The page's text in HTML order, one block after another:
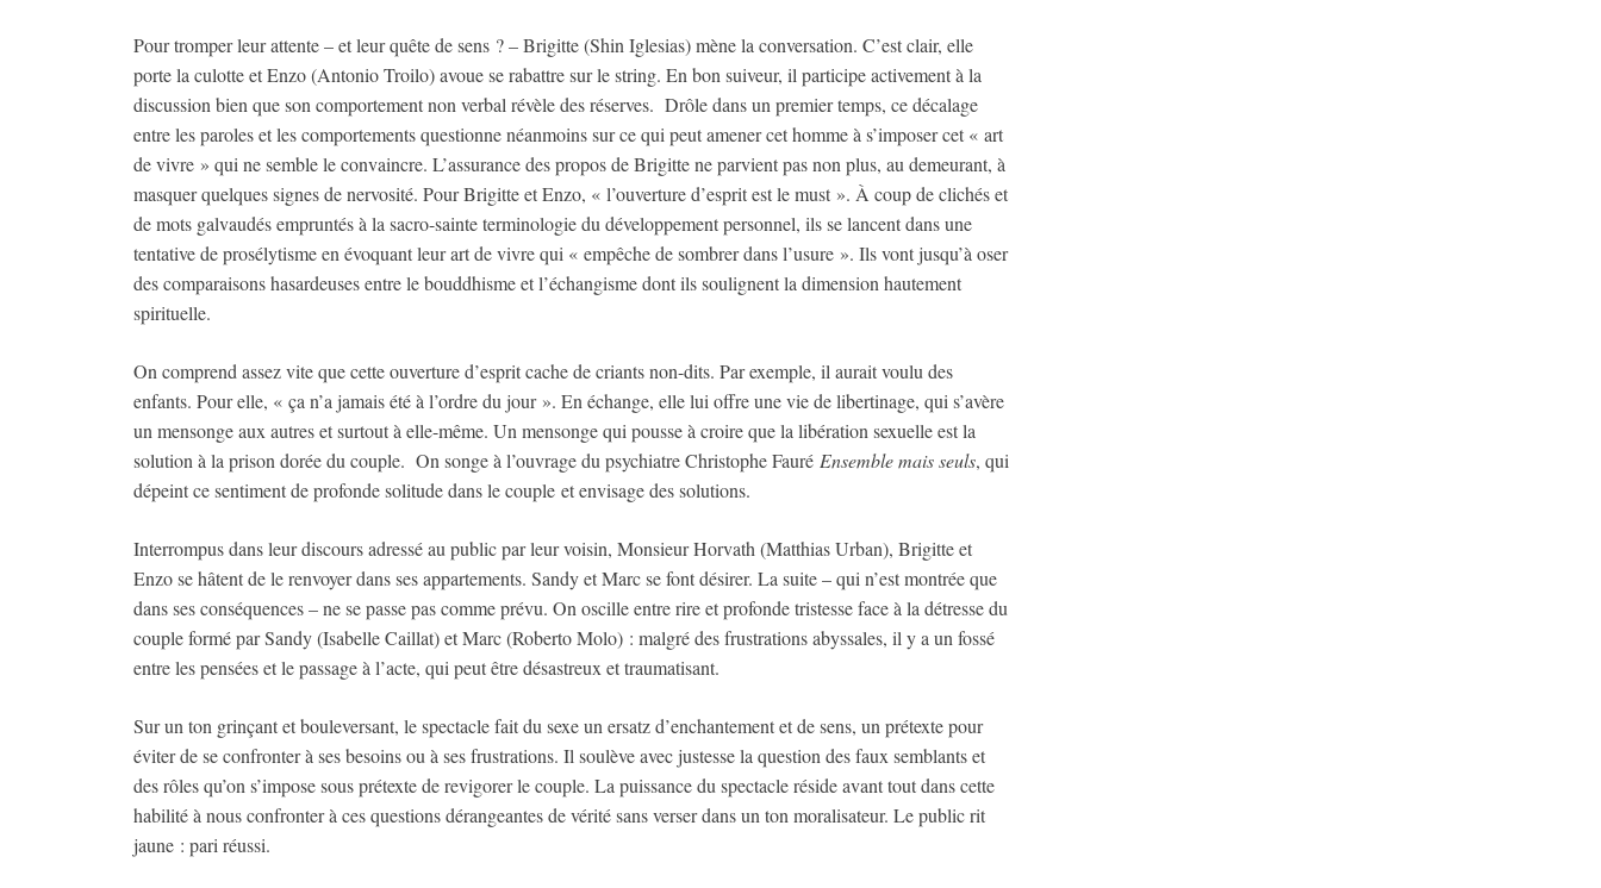
Pour tromper leur attente – et leur quête de sens ? – Brigitte (Shin Iglesias) mène la conversation. C’est clair, elle
porte la culotte et Enzo (Antonio Troilo) avoue se rabattre sur le string. En bon suiveur, il participe activement à la
discussion bien que son comportement non verbal révèle des réserves. Drôle dans un premier temps, ce décalage
entre les paroles et les comportements questionne néanmoins sur ce qui peut amener cet homme à s’imposer cet « art
de vivre » qui ne semble le convaincre. L’assurance des propos de Brigitte ne parvient pas non plus, au demeurant, à
masquer quelques signes de nervosité. Pour Brigitte et Enzo, « l’ouverture d’esprit est le must ». À coup de clichés et
de mots galvaudés empruntés à la sacro-sainte terminologie du développement personnel, ils se lancent dans une
tentative de prosélytisme en évoquant leur art de vivre qui « empêche de sombrer dans l’usure ». Ils vont jusqu’à oser
des comparaisons hasardeuses entre le bouddhisme et l’échangisme dont ils soulignent la dimension hautement
spirituelle.
On comprend assez vite que cette ouverture d’esprit cache de criants non-dits. Par exemple, il aurait voulu des
enfants. Pour elle, « ça n’a jamais été à l’ordre du jour ». En échange, elle lui offre une vie de libertinage, qui s’avère
un mensonge aux autres et surtout à elle-même. Un mensonge qui pousse à croire que la libération sexuelle est la
solution à la prison dorée du couple. On songe à l’ouvrage du psychiatre Christophe Fauré Ensemble mais seuls, qui
dépeint ce sentiment de profonde solitude dans le couple et envisage des solutions.
Interrompus dans leur discours adressé au public par leur voisin, Monsieur Horvath (Matthias Urban), Brigitte et
Enzo se hâtent de le renvoyer dans ses appartements. Sandy et Marc se font désirer. La suite – qui n’est montrée que
dans ses conséquences – ne se passe pas comme prévu. On oscille entre rire et profonde tristesse face à la détresse du
couple formé par Sandy (Isabelle Caillat) et Marc (Roberto Molo) : malgré des frustrations abyssales, il y a un fossé
entre les pensées et le passage à l’acte, qui peut être désastreux et traumatisant.
Sur un ton grinçant et bouleversant, le spectacle fait du sexe un ersatz d’enchantement et de sens, un prétexte pour
éviter de se confronter à ses besoins ou à ses frustrations. Il soulève avec justesse la question des faux semblants et
des rôles qu’on s’impose sous prétexte de revigorer le couple. La puissance du spectacle réside avant tout dans cette
habilité à nous confronter à ces questions dérangeantes de vérité sans verser dans un ton moralisateur. Le public rit
jaune : pari réussi.